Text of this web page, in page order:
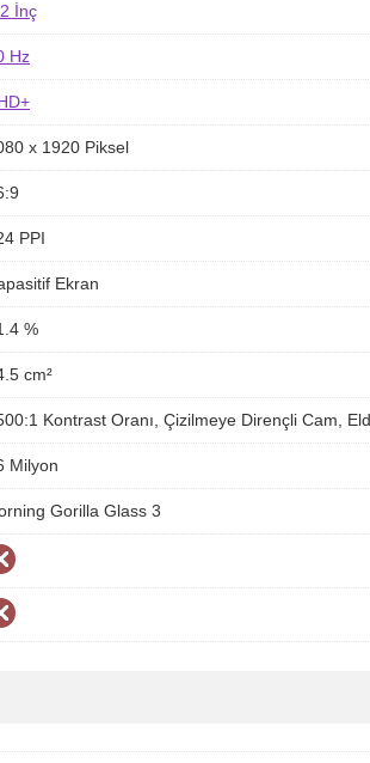
İnç
Hz
x 1920 Piksel
PPI
Ekran
%
cm²
Kontrast Oranı, Çizilmeye Dirençli Cam,
Milyon
Gorilla Glass 3